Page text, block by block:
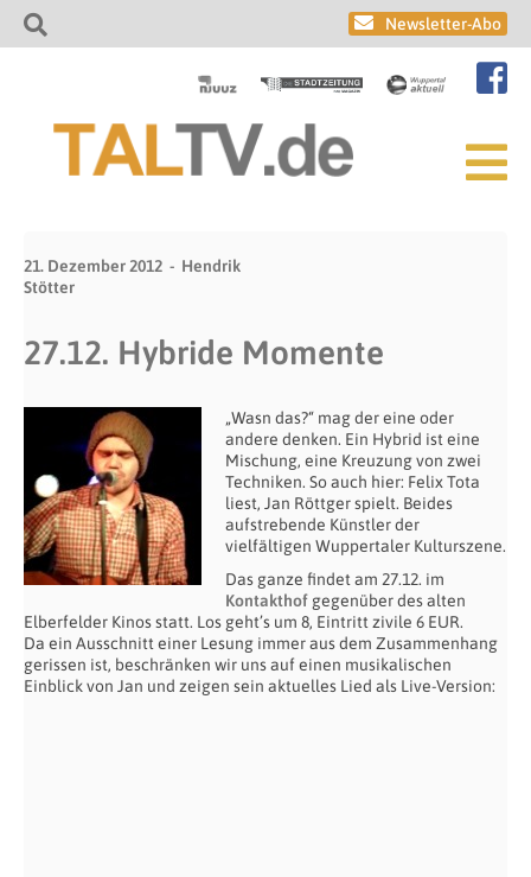
Newsletter-Abo
21. Dezember 2012
Hendrik
Stötter
27.12. Hybride Momente
„Wasn das?“ mag der eine oder
andere denken. Ein Hybrid ist eine
Mischung, eine Kreuzung von zwei
Techniken. So auch hier: Felix Tota
liest, Jan Röttger spielt. Beides
aufstrebende Künstler der
vielfältigen Wuppertaler Kulturszene.
Das ganze findet am 27.12. im
Kontakthof gegenüber des alten
Elberfelder Kinos statt. Los geht’s um 8, Eintritt zivile 6 EUR.
Da ein Ausschnitt einer Lesung immer aus dem Zusammenhang
gerissen ist, beschränken wir uns auf einen musikalischen
Einblick von Jan und zeigen sein aktuelles Lied als Live-Version: